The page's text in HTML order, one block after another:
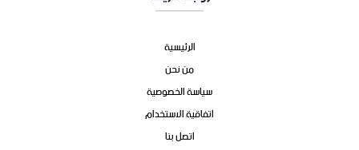
الرئيسية
من نحن
سياسة الخصوصية
اتفاقية الاستخدام
اتصل بنا